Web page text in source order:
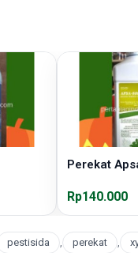
Perekat
Rp140.000
pestisida , perekat ,